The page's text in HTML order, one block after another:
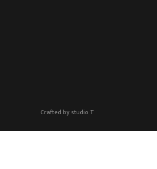
Crafted by studio T